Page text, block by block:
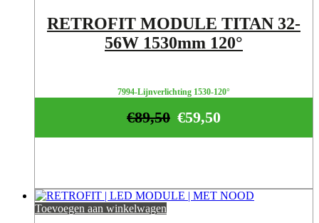
RETROFIT MODULE TITAN 32-
56W 1530mm 120°
7994-Lijnverlichting 1530-120°
€59,50
€89,50
Toevoegen aan winkelwagen